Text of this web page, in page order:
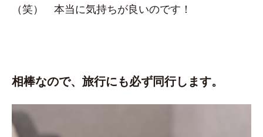
（笑） 本当に気持ちが良いのです！
相棒なので、旅行にも必ず同行します。